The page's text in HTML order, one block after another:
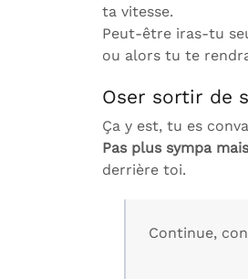
ta vitesse.
Peut-être iras-tu
ou alors tu te
Oser sortir de
Ça y est, tu es
Pas plus sympa
derrière toi.
Continue,